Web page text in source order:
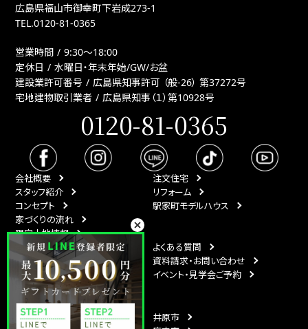
広島県福山市御幸町下岩成273-1
TEL.0120-81-0365
営業時間
9:30〜18:00
定休日
水曜日・年末年始/GW/お盆
建設業許可番号
広島県知事許可 （般-26） 第37272号
宅地建物取引業者
広島県知事（１）第10928号
0120-81-0365
会社概要
スタッフ紹介
コンセプト
家づくりの流れ
限定土地情報
注文住宅
リフォーム
駅家町モデルハウス
最新情報
イベント情報
スタッフブログ
月刊ひなたハウス
よくある質問
資料請求・お問い合わせ
イベント・見学会ご予約
エリア
福山市
井原市